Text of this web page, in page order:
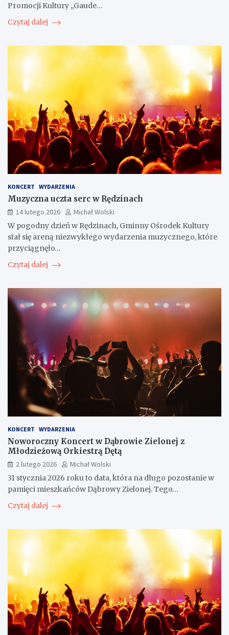
Promocji Kultury „Gaude…
Czytaj dalej
KONCERT WYDARZENIA
Muzyczna uczta serc w Rędzinach
14 lutego 2026
Michał Wolski
W pogodny dzień w Rędzinach, Gminny Ośrodek Kultury
stał się areną niezwykłego wydarzenia muzycznego, które
przyciągnęło…
Czytaj dalej
KONCERT WYDARZENIA
Noworoczny Koncert w Dąbrowie Zielonej z
Młodzieżową Orkiestrą Dętą
2 lutego 2026
Michał Wolski
31 stycznia 2026 roku to data, która na długo pozostanie w
pamięci mieszkańców Dąbrowy Zielonej. Tego…
Czytaj dalej